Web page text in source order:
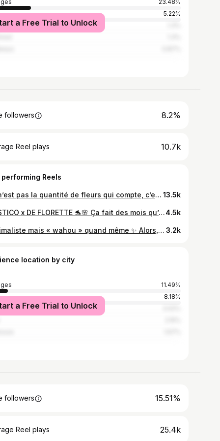
23.48%
5.22%
a Free Trial to Unlock
followers 8.2%
Reel plays 10.7k
performing Reels
Ce n’est pas la quantité de fleurs qui compte, c’est comment on les utilise ✨🫶🏼 Fleurs 100% locales of course, direct from @les_batisses 🌸 Fleuriste • design floral • boutique de fleurs fraiches • colorful • artisanat fleuriste • florist • floral arrangement • fleurs locales • fleurs de saison • fleurissement mariage • compositions florales • cérémonie laïque • décor floral • 13.5k
MYSTICO x DE FLORETTE 🐬🌸 Ça fait des mois qu’on vous prépare cette petite dinguerie, qu’on réfléchit aux tissus, au choix des perles et qu’on teste des longueurs de anses et … TADAA le voila, le sac à bouquet fait main, réutilisable et surtout, à porter comme un bijoux ✨ À offrir pour toutes les amoureuses de bouquets, ou à s’offrir à soi même pour rentrer du marché avec style, avec deux designs différents et des anses en perles interchangeables, ils sont en précommandes et en quantité limitée 🔥 Vous avez jusqu’au 11 décembre pour passer commande, chez @_deflorette pour le modèle à rayures, et chez @mystico.oo pour le modèle à carreaux 🍬 Ils seront ensuite disponibles le 20 décembre, pile à temps pour les glisser sous le sapin 💝 Alors, ça vous plaît ? 😏✨ • bijoux • perles • sac à bouquet • bouquet de fleurs fraiches • artisanat • artisanes • commerces limoges • idées cadeaux • créatrice • design • jewels • handmade • florist •4.5k
Minimaliste mais « wahou » quand même ✨ Alors, c’est réussi ? 🍊💕🌞🦋 L’avantage, c’est qu’à la fin de la cérémonie, toutes les fleurs ont ensuite été réutilisées pour décorer les tables 💘 Et si je vous (re)montre ça c’est parce que la version 2 arrive très bientôt 😉 • Mariage, décoration mariage, fleuriste mariage, fleurs locales, fleurs françaises, fleurs mariage, design floral, cérémonie mariage, arche mariage, arche fleurie, fleurs fraîches, décoration florale • 3.2k
location by city
11.49%
8.18%
a Free Trial to Unlock
followers 15.51%
Reel plays 25.4k